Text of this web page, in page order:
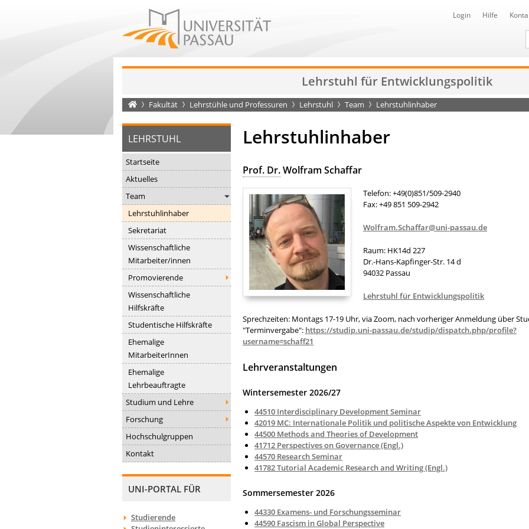
Login Hilfe
Lehrstuhl für Entwicklungspolitik
Startseite
Fakultät Lehrstühle und Professuren Lehrstuhl Team Lehrstuhlinhaber
LEHRSTUHL
Startseite
Aktuelles
Team
Lehrstuhlinhaber
Sekretariat
Wissenschaftliche
Mitarbeiter/innen
Promovierende
Wissenschaftliche
Hilfskräfte
Studentische Hilfskräfte
Ehemalige
MitarbeiterInnen
Ehemalige
Lehrbeauftragte
Studium und Lehre
Forschung
Hochschulgruppen
Kontakt
UNI-PORTAL FÜR
Studierende
Lehrstuhlinhaber
Prof. Dr.Wolfram Schaffar
Telefon: +49(0)851/509-2940
Fax: +49 851 509-2942
Wolfram.Schaffar@uni-passau.de
Raum: HK14d 227
Dr.-Hans-Kapfinger-Str. 14 d
94032 Passau
Lehrstuhl für Entwicklungspolitik
Sprechzeiten: Montags 17-19 Uhr, via Zoom, nach vorheriger Anmeldung über
"Terminvergabe": https://studip.uni-passau.de/studip/dispatch.php/profile?
username=schaff21
Lehrveranstaltungen
Wintersemester 2026/27
44510 Interdisciplinary Development Seminar
42019 MC: Internationale Politik und politische Aspekte von Entwicklung
44500 Methods and Theories of Development
41712 Perspectives on Governance (Engl.)
44570 Research Seminar
41782 Tutorial Academic Research and Writing (Engl.)
Sommersemester 2026
44330 Examens- und Forschungsseminar
44590 Fascism in Global Perspective